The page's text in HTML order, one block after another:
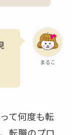
まるこ
て何度も転
転職のプロ